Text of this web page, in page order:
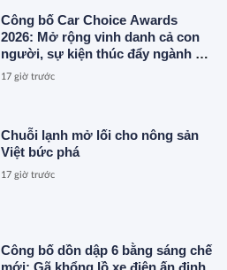
Công bố Car Choice Awards
2026: Mở rộng vinh danh cả con
người, sự kiện thúc đẩy ngành xe
Việt Nam
17 giờ trước
Chuỗi lạnh mở lối cho nông sản
Việt bức phá
17 giờ trước
Công bố dồn dập 6 bằng sáng chế